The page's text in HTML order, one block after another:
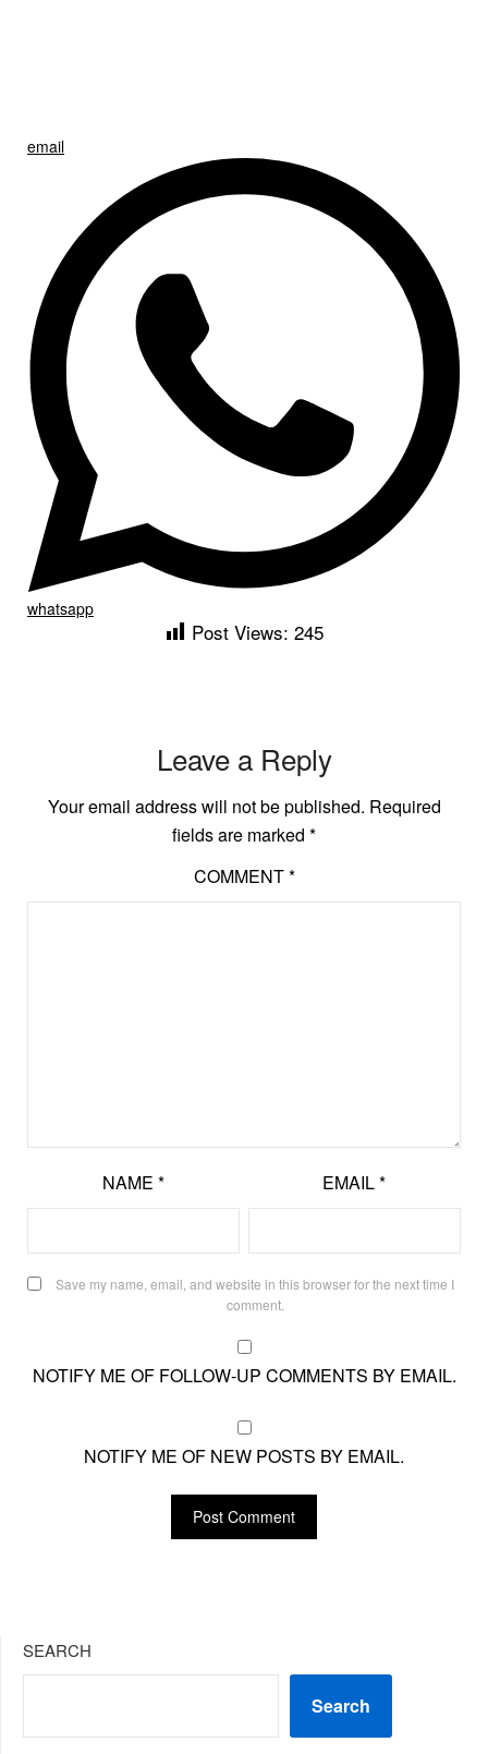
email
whatsapp
Post Views: 245
Leave a Reply
Your email address will not be published. Required
fields are marked *
COMMENT*
NAME * EMAIL*
Save my name, email, and website in this browser for the next time I
comment.
NOTIFY ME OF FOLLOW-UP COMMENTS BY EMAIL.
NOTIFY ME OF NEW POSTS BY EMAIL.
SEARCH
Search